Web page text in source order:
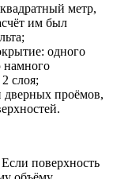
метр,
им был
одного
намного
слоя;
дверных проёмов,
поверхность